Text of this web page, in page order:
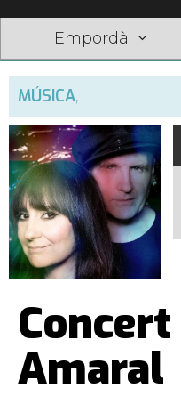
Empordà
MÚSICA,
Concert
Amaral